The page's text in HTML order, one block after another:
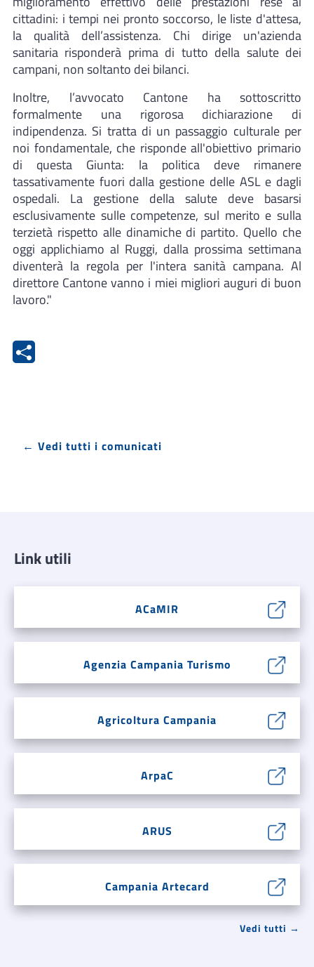
cittadini: i tempi nei pronto soccorso, le liste d'attesa,
la qualità dell’assistenza. Chi dirige un'azienda
sanitaria risponderà prima di tutto della salute dei
campani, non soltanto dei bilanci.
Inoltre, l’avvocato Cantone ha sottoscritto
formalmente una rigorosa dichiarazione di
indipendenza. Si tratta di un passaggio culturale per
noi fondamentale, che risponde all'obiettivo primario
di questa Giunta: la politica deve rimanere
tassativamente fuori dalla gestione delle ASL e dagli
ospedali. La gestione della salute deve basarsi
esclusivamente sulle competenze, sul merito e sulla
terzietà rispetto alle dinamiche di partito. Quello che
oggi applichiamo al Ruggi, dalla prossima settimana
diventerà la regola per l'intera sanità campana. Al
direttore Cantone vanno i miei migliori auguri di buon
lavoro."
← Vedi tutti i comunicati
Link utili
ACaMIR
Agenzia Campania Turismo
Agricoltura Campania
ArpaC
ARUS
Campania Artecard
Vedi tutti →